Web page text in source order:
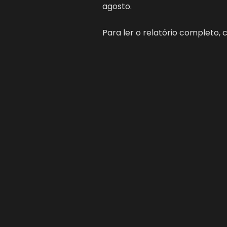
agosto.
Para ler o relatório completo,